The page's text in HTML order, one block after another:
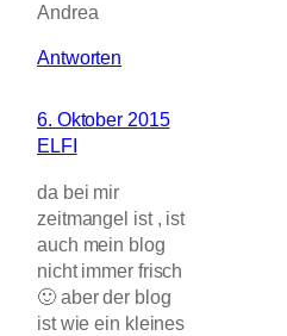
Andrea
Antworten
6. Oktober 2015
ELFI
da bei mir
zeitmangel ist , ist
auch mein blog
nicht immer frisch
🙂 aber der blog
ist wie ein kleines